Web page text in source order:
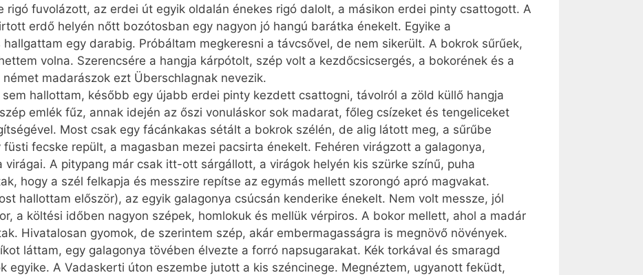
rigó fuvolázott, az erdei út egyik oldalán énekes rigó dalolt, a másikon erdei pinty csattogott. A
erdő helyén nőtt bozótosban egy nagyon jó hangú barátka énekelt. Egyike a
egy darabig. Próbáltam megkeresni a távcsővel, de nem sikerült. A bokrok sűrűek,
volna. Szerencsére a hangja kárpótolt, szép volt a kezdőcsicsergés, a bokorének és a
madarászok ezt Überschlagnak nevezik.
hallottam, később egy újabb erdei pinty kezdett csattogni, távolról a zöld küllő hangja
emlék fűz, annak idején az őszi vonuláskor sok madarat, főleg csízeket és tengeliceket
Most csak egy fácánkakas sétált a bokrok szélén, de alig látott meg, a sűrűbe
fecske repült, a magasban mezei pacsirta énekelt. Fehéren virágzott a galagonya,
virágai. A pitypang már csak itt-ott sárgállott, a virágok helyén kis szürke színű, puha
hogy a szél felkapja és messzire repítse az egymás mellett szorongó apró magvakat.
hallottam először), az egyik galagonya csúcsán kenderike énekelt. Nem volt messze, jól
a költési időben nagyon szépek, homlokuk és mellük vérpiros. A bokor mellett, ahol a madár
Hivatalosan gyomok, de szerintem szép, akár embermagasságra is megnövő növények.
láttam, egy galagonya tövében élvezte a forró napsugarakat. Kék torkával és smaragd
egyike. A Vadaskerti úton eszembe jutott a kis széncinege. Megnéztem, ugyanott feküdt,